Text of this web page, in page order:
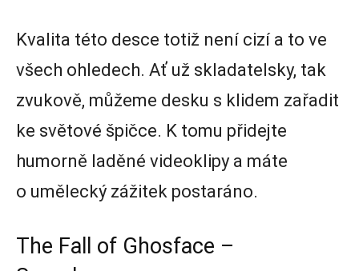
Kvalita této desce totiž není cizí a to ve
všech ohledech. Ať už skladatelsky, tak
zvukově, můžeme desku s klidem zařadit
ke světové špičce. K tomu přidejte
humorně laděné videoklipy a máte
o umělecký zážitek postaráno.
The Fall of Ghosface –